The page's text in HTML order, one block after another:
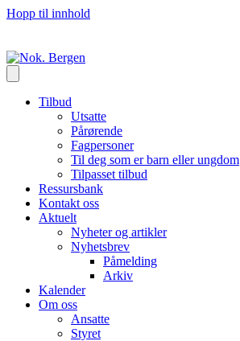
Hopp til innhold
Tilbud
Utsatte
Pårørende
Fagpersoner
Til deg som er barn eller ungdom
Tilpasset tilbud
Ressursbank
Kontakt oss
Aktuelt
Nyheter og artikler
Nyhetsbrev
Påmelding
Arkiv
Kalender
Om oss
Ansatte
Styret